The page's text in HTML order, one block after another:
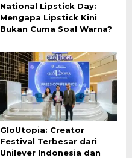
National Lipstick Day:
Mengapa Lipstick Kini
Bukan Cuma Soal Warna?
GloUtopia: Creator
Festival Terbesar dari
Unilever Indonesia dan